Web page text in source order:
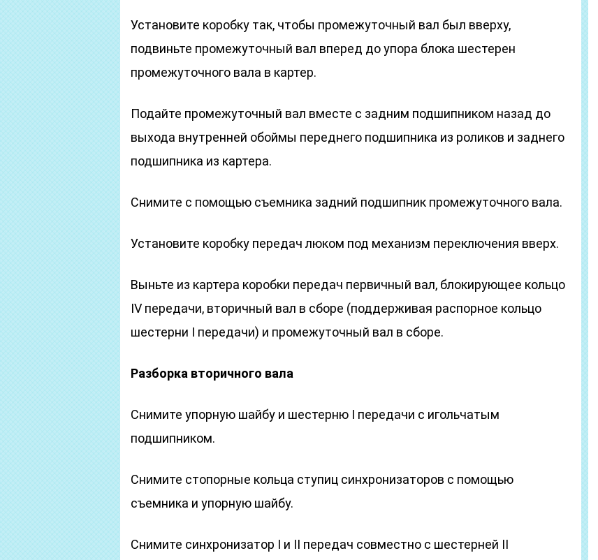
Установите коробку так, чтобы промежуточный вал был вверху,
подвиньте промежуточный вал вперед до упора блока шестерен
промежуточного вала в картер.
Подайте промежуточный вал вместе с задним подшипником назад до
выхода внутренней обоймы переднего подшипника из роликов и заднего
подшипника из картера.
Снимите с помощью съемника задний подшипник промежуточного вала.
Установите коробку передач люком под механизм переключения вверх.
Выньте из картера коробки передач первичный вал, блокирующее кольцо
IV передачи, вторичный вал в сборе (поддерживая распорное кольцо
шестерни I передачи) и промежуточный вал в сборе.
Разборка вторичного вала
Снимите упорную шайбу и шестерню I передачи с игольчатым
подшипником.
Снимите стопорные кольца ступиц синхронизаторов с помощью
съемника и упорную шайбу.
Снимите синхронизатор I и II передач совместно с шестерней II